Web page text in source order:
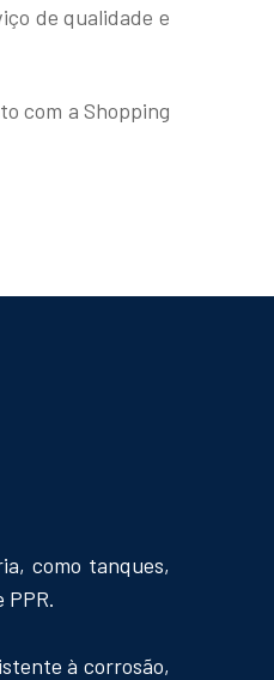
de qualidade e
com a Shopping
como tanques,
à corrosão,